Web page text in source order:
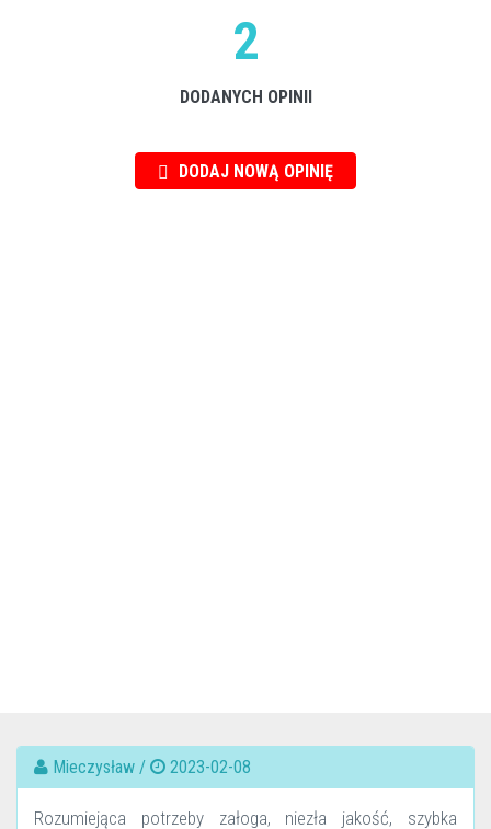
2
DODANYCH OPINII
DODAJ NOWĄ OPINIĘ
Mieczysław / 2023-02-08
Rozumiejąca potrzeby załoga, niezła jakość, szybka